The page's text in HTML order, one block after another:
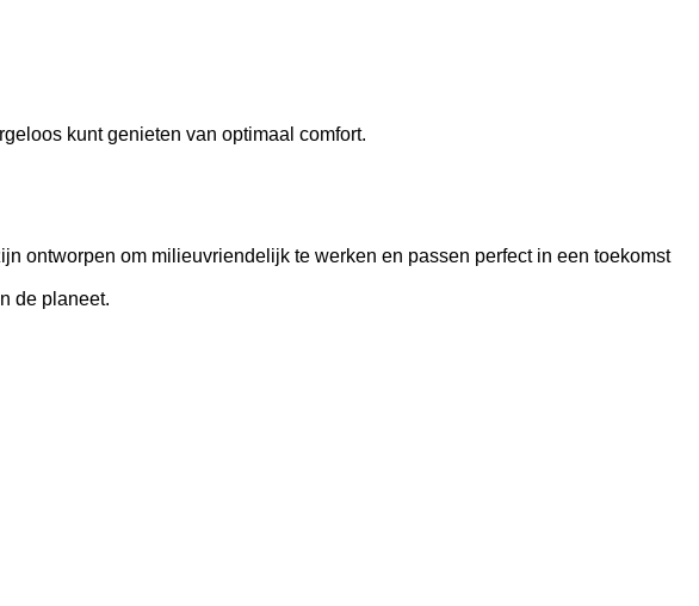
kunt genieten van optimaal comfort.
ontworpen om milieuvriendelijk te werken en passen perfect in een toekomst
de planeet.